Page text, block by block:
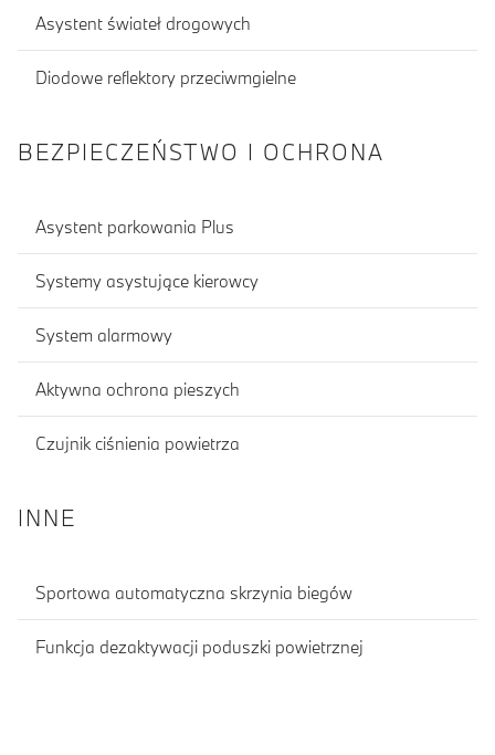
Asystent świateł drogowych
Diodowe reflektory przeciwmgielne
BEZPIECZEŃSTWO I OCHRONA
Asystent parkowania Plus
Systemy asystujące kierowcy
System alarmowy
Aktywna ochrona pieszych
Czujnik ciśnienia powietrza
INNE
Sportowa automatyczna skrzynia biegów
Funkcja dezaktywacji poduszki powietrznej